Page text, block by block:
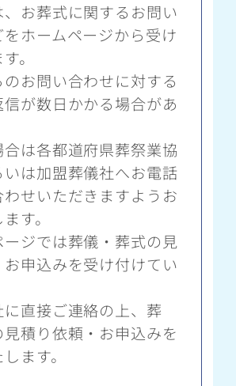
お葬式に関するお問い
ホームページから受け
。
お問い合わせに対する
が数日かかる場合があ
は各都道府県葬祭業協
は加盟葬儀社へお電話
せいただきますようお
す。
ジでは葬儀・葬式の見
申込みを受け付けてい
直接ご連絡の上、葬
積り依頼・お申込みを
ます。